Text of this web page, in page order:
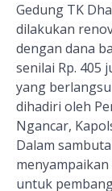
Gedung TK
dilakukan
dengan dana
senilai Rp. 405
yang
dihadiri oleh
Ngancar,
Dalam
untuk